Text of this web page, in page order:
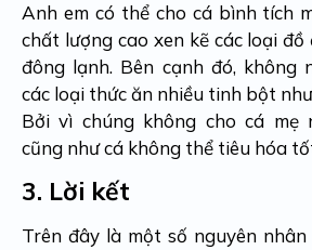
Anh em có thể cho cá bình tích
chất lượng cao xen kẽ các loại
đông lạnh. Bên cạnh đó, không
các loại thức ăn nhiều tinh bột
Bởi vì chúng không cho cá mẹ
cũng như cá không thể tiêu hóa
3. Lời kết
Trên đây là một số nguyên